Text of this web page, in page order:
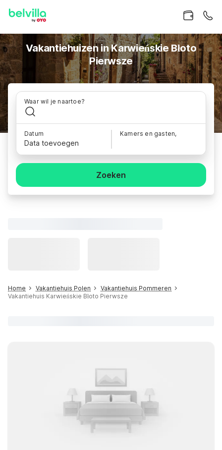
Vakantiehuizen in Karwieńskie Błoto
Pierwsze
Waar wil je naartoe?
Datum
Data toevoegen
Kamers en gasten,
Zoeken
Home Vakantiehuis Polen
Vakantiehuis Pommeren
Vakantiehuis Karwieńskie Błoto Pierwsze